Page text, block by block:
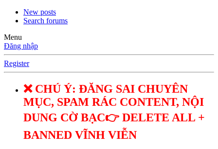
New posts
Search forums
Menu
Đăng nhập
Register
❌ CHÚ Ý: ĐĂNG SAI CHUYÊN
MỤC, SPAM RÁC CONTENT, NỘI
DUNG CỜ BẠC👉 DELETE ALL +
BANNED VĨNH VIỄN